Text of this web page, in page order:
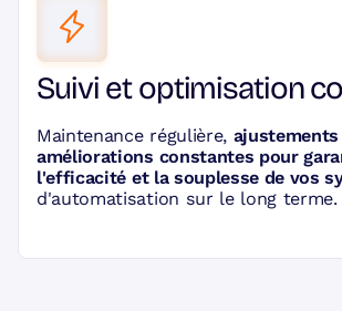
Suivi et optimisation
Maintenance régulière,
améliorations constantes pour
l'efficacité et la souplesse de vos
d'automatisation sur le long terme.